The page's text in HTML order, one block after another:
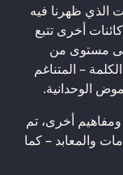
الذي ظهرنا فيه
أخرى تتبع
إلى مستوى من
– المتناغم
الوحدانية.
أخرى، تم
والمعابد – كما